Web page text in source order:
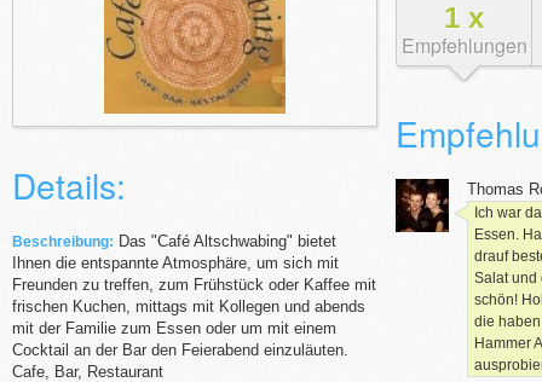
Details:
Beschreibung: Das "Café Altschwabing" bietet
Ihnen die entspannte Atmosphäre, um sich mit
Freunden zu treffen, zum Frühstück oder Kaffee mit
frischen Kuchen, mittags mit Kollegen und abends
mit der Familie zum Essen oder um mit einem
Cocktail an der Bar den Feierabend einzuläuten.
Cafe, Bar, Restaurant
1 x
Empfehlungen
Thomas
Ich war
Essen.
drauf
Salat und
schön!
die
Hammer